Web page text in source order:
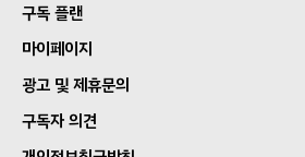
구독 플랜
마이페이지
광고 및 제휴문의
구독자 의견